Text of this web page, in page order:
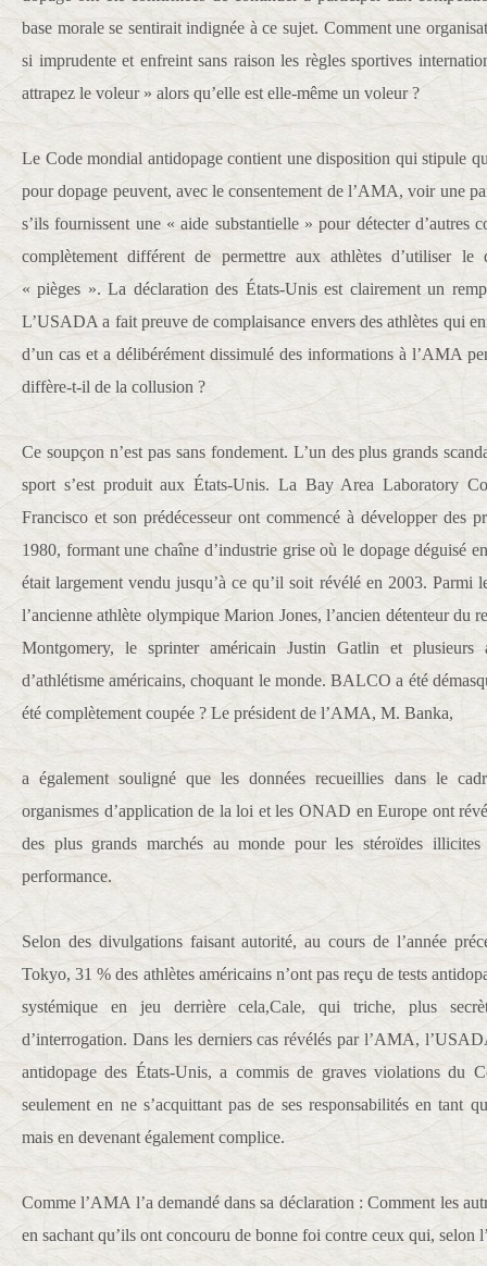
base morale se sentirait indignée à ce sujet. Comment une
si imprudente et enfreint sans raison les règles sportives
attrapez le voleur » alors qu’elle est elle-même un voleur ?
Le Code mondial antidopage contient une disposition qui stipule
pour dopage peuvent, avec le consentement de l’AMA, voir une
s’ils fournissent une « aide substantielle » pour détecter d’autres
complètement différent de permettre aux athlètes d’utiliser
« pièges ». La déclaration des États-Unis est clairement un
L’USADA a fait preuve de complaisance envers des athlètes qui
d’un cas et a délibérément dissimulé des informations à l’AMA
diffère-t-il de la collusion ?
Ce soupçon n’est pas sans fondement. L’un des plus grands
sport s’est produit aux États-Unis. La Bay Area Laboratory
Francisco et son prédécesseur ont commencé à développer des
1980, formant une chaîne d’industrie grise où le dopage déguisé
était largement vendu jusqu’à ce qu’il soit révélé en 2003. Parmi
l’ancienne athlète olympique Marion Jones, l’ancien détenteur du
Montgomery, le sprinter américain Justin Gatlin et plusieurs
d’athlétisme américains, choquant le monde. BALCO a été
été complètement coupée ? Le président de l’AMA, M. Banka,
a également souligné que les données recueillies dans le
organismes d’application de la loi et les ONAD en Europe ont
des plus grands marchés au monde pour les stéroïdes
performance.
Selon des divulgations faisant autorité, au cours de l’année
Tokyo, 31 % des athlètes américains n’ont pas reçu de tests
systémique en jeu derrière cela,Cale, qui triche, plus
d’interrogation. Dans les derniers cas révélés par l’AMA,
antidopage des États-Unis, a commis de graves violations du
seulement en ne s’acquittant pas de ses responsabilités en tant
mais en devenant également complice.
Comme l’AMA l’a demandé dans sa déclaration : Comment les
en sachant qu’ils ont concouru de bonne foi contre ceux qui,